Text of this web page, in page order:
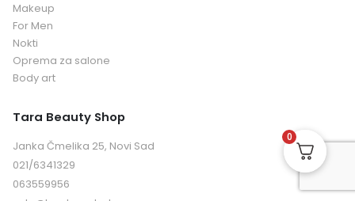
Makeup
For Men
Nokti
Oprema za salone
Body art
Tara Beauty Shop
Janka Čmelika 25, Novi Sad
021/6341329
063559956
0